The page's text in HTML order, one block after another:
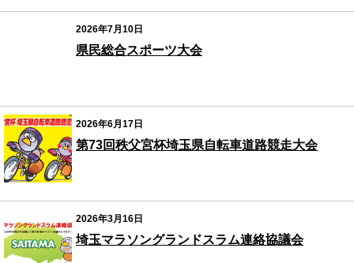
2026年7月10日
県民総合スポーツ大会
2026年6月17日
第73回秩父宮杯埼玉県自転車道路競走大会
2026年3月16日
埼玉マラソングランドスラム連絡協議会